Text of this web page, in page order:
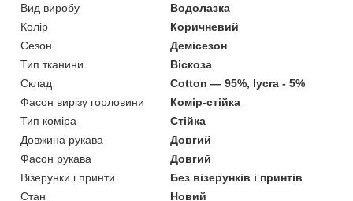
Вид виробу
Водолазка
Колір
Коричневий
Сезон
Демісезон
Тип тканини
Віскоза
Склад
Сotton ― 95%, lycra - 5%
Фасон вирізу горловини
Комір-стійка
Тип коміра
Стійка
Довжина рукава
Довгий
Фасон рукава
Довгий
Візерунки і принти
Без візерунків і принтів
Стан
Новий